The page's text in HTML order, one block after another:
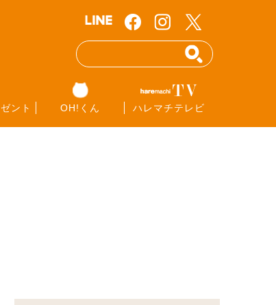
ント OH!くん ハレマチテレビ